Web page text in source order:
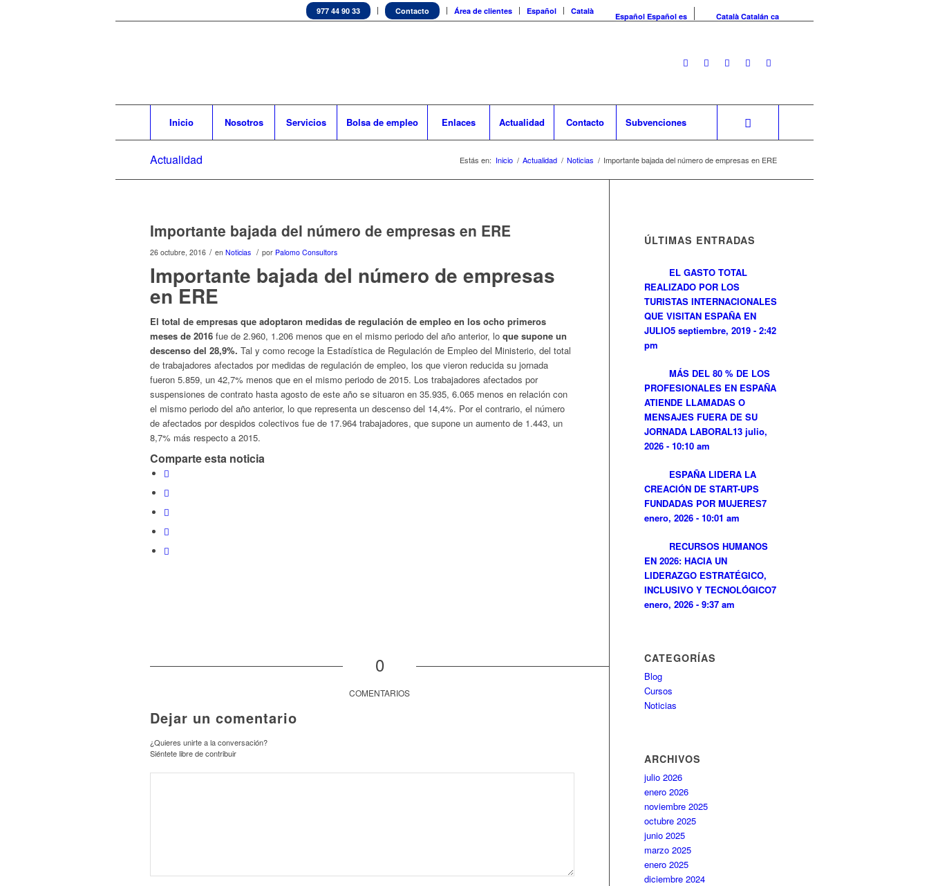
977 44 90 33 Contacto Área de clientes Español Català
Español Español es Català Catalán ca
Inicio Nosotros Servicios Bolsa de empleo Enlaces Actualidad Contacto Subvenciones
Actualidad Estás en: Inicio / Actualidad / Noticias / Importante bajada del número de empresas en ERE
Importante bajada del número de empresas en ERE
26 octubre, 2016 / en Noticias / por Palomo Consultors
Importante bajada del número de empresas
en ERE
El total de empresas que adoptaron medidas de regulación de empleo en los ocho primeros
meses de 2016 fue de 2.960, 1.206 menos que en el mismo periodo del año anterior, lo que supone un
descenso del 28,9%. Tal y como recoge la Estadística de Regulación de Empleo del Ministerio, del total
de trabajadores afectados por medidas de regulación de empleo, los que vieron reducida su jornada
fueron 5.859, un 42,7% menos que en el mismo periodo de 2015. Los trabajadores afectados por
suspensiones de contrato hasta agosto de este año se situaron en 35.935, 6.065 menos en relación con
el mismo periodo del año anterior, lo que representa un descenso del 14,4%. Por el contrario, el número
de afectados por despidos colectivos fue de 17.964 trabajadores, que supone un aumento de 1.443, un
8,7% más respecto a 2015.
Comparte esta noticia
0
COMENTARIOS
Dejar un comentario
¿Quieres unirte a la conversación?
Siéntete libre de contribuir
ÚLTIMAS ENTRADAS
EL GASTO TOTAL
REALIZADO POR LOS
TURISTAS INTERNACIONALES
QUE VISITAN ESPAÑA EN
JULIO5 septiembre, 2019 - 2:42
pm
MÁS DEL 80 % DE LOS
PROFESIONALES EN ESPAÑA
ATIENDE LLAMADAS O
MENSAJES FUERA DE SU
JORNADA LABORAL13 julio,
2026 - 10:10 am
ESPAÑA LIDERA LA
CREACIÓN DE START-UPS
FUNDADAS POR MUJERES7
enero, 2026 - 10:01 am
RECURSOS HUMANOS
EN 2026: HACIA UN
LIDERAZGO ESTRATÉGICO,
INCLUSIVO Y TECNOLÓGICO7
enero, 2026 - 9:37 am
CATEGORÍAS
Blog
Cursos
Noticias
ARCHIVOS
julio 2026
enero 2026
noviembre 2025
octubre 2025
junio 2025
marzo 2025
enero 2025
diciembre 2024